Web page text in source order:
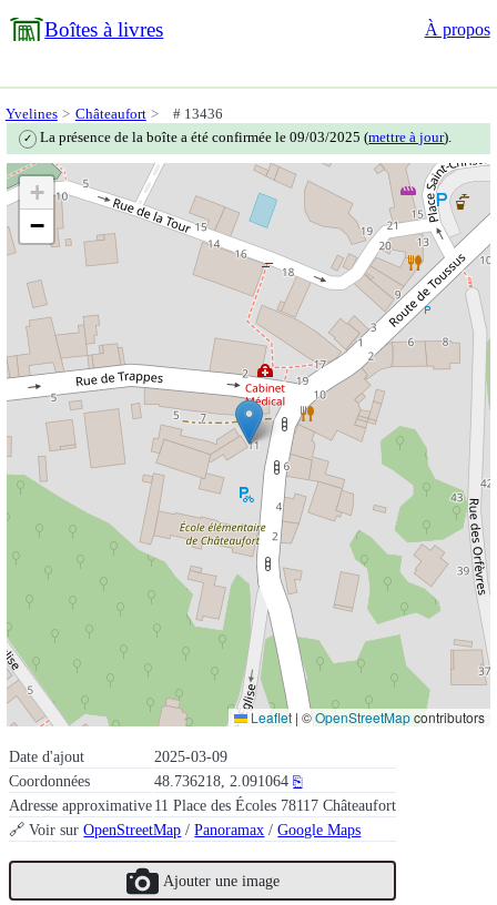
Boîtes à livres À propos
Yvelines Châteaufort # 13436
✓ La présence de la boîte a été confirmée le 09/03/2025 (mettre à jour).
Date d'ajout
2025-03-09
Coordonnées
48.736218, 2.091064 ⎘
Adresse approximative11 Place des Écoles 78117 Châteaufort
🔗 Voir surOpenStreetMap /Panoramax /Google Maps
Ajouter une image
+
−
Leaflet | ©OpenStreetMapcontributors